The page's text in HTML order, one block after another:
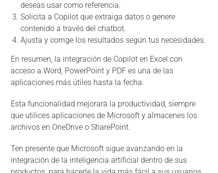
deseas usar como referencia.
Solicita a Copilot que extraiga datos o genere
contenido a través del chatbot.
Ajusta y corrige los resultados según tus necesidades.
En resumen, la integración de Copilot en Excel con
acceso a Word, PowerPoint y PDF es una de las
aplicaciones más útiles hasta la fecha.
Esta funcionalidad mejorará la productividad, siempre
que utilices aplicaciones de Microsoft y almacenes los
archivos en OneDrive o SharePoint.
Ten presente que Microsoft sigue avanzando en la
integración de la inteligencia artificial dentro de sus